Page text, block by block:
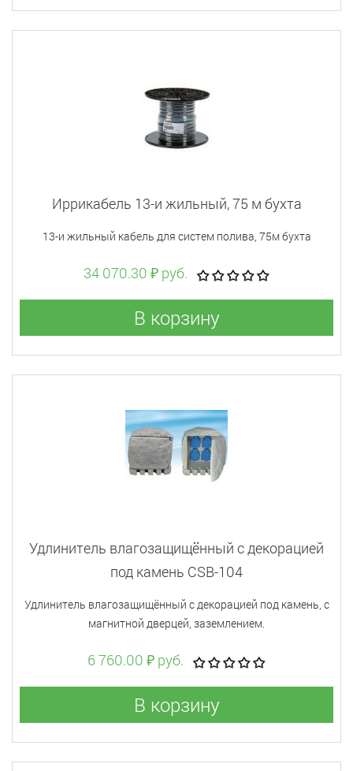
Иррикабель 13-и жильный, 75 м бухта
13-и жильный кабель для систем полива, 75м бухта
34 070.30 ₽ руб.
В корзину
Удлинитель влагозащищённый с декорацией
под камень CSB-104
Удлинитель влагозащищённый с декорацией под камень, с
магнитной дверцей, заземлением.
6 760.00 ₽ руб.
В корзину